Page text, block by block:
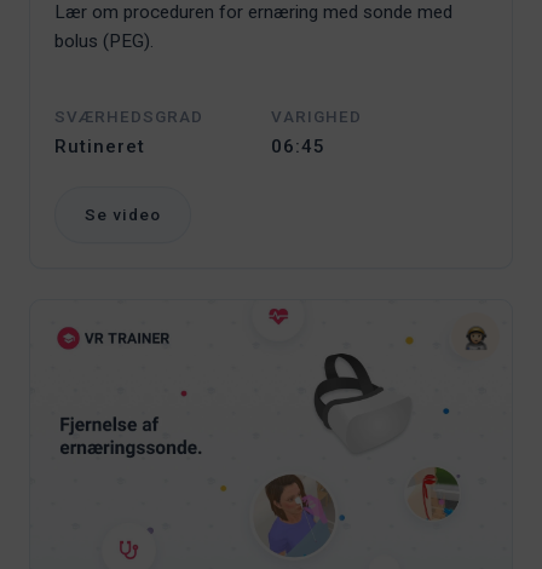
Lær om proceduren for ernæring med sonde med
bolus (PEG).
SVÆRHEDSGRAD
Rutineret
VARIGHED
06:45
Se video